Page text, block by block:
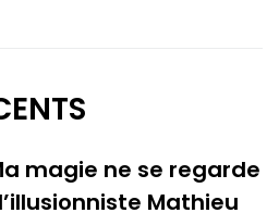
magie ne se regarde
Mathieu